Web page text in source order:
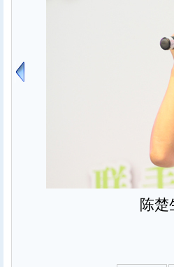
陈楚